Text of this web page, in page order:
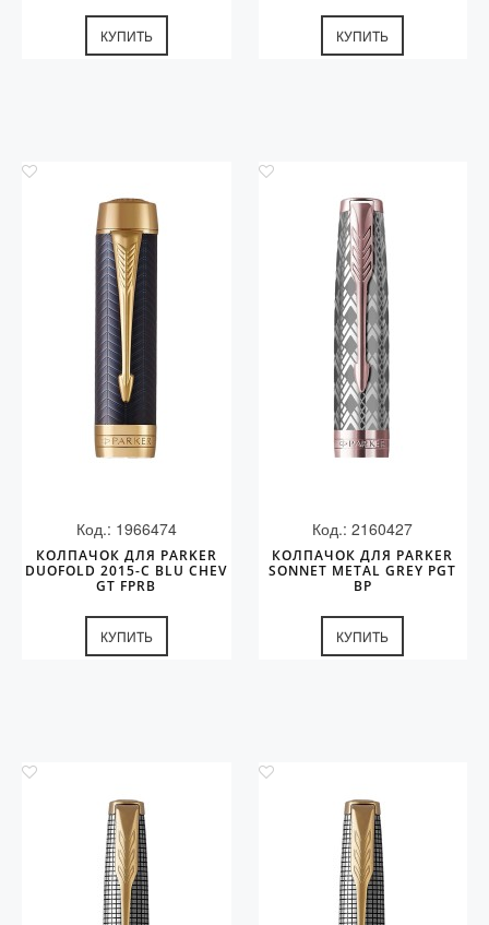
КУПИТЬ КУПИТЬ
Код.: 1966474
КОЛПАЧОК ДЛЯ PARKER
DUOFOLD 2015-C BLU CHEV
GT FPRB
КУПИТЬ
Код.: 2160427
КОЛПАЧОК ДЛЯ PARKER
SONNET METAL GREY PGT
BP
КУПИТЬ